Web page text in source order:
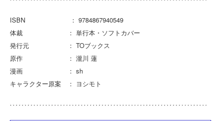
ISBN ： 9784867940549
体裁 ： 単行本・ソフトカバー
発行元 ： TOブックス
原作 ： 瀧川 蓮
漫画 ： sh
キャラクター原案 ： ヨシモト